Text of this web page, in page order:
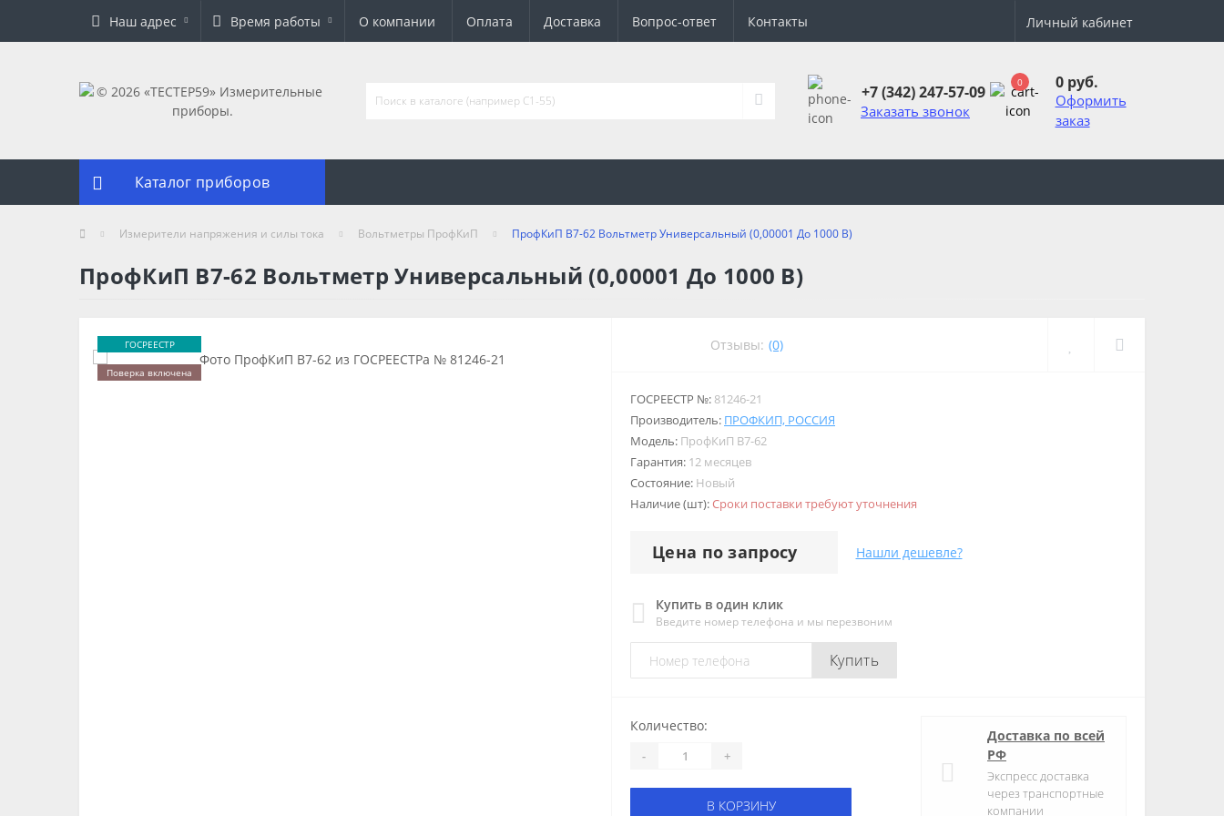
Наш адрес Время работы О компании Оплата Доставка Вопрос-ответ Контакты Личный кабинет
+7 (342) 247-57-09
Заказать звонок
0 0 руб.
Оформить
заказ
Каталог приборов
Измерители напряжения и силы тока Вольтметры ПрофКиП ПрофКиП В7-62 Вольтметр Универсальный (0,00001 До 1000 В)
ПрофКиП В7-62 Вольтметр Универсальный (0,00001 До 1000 В)
ГОСРЕЕСТР
Поверка включена
Отзывы: (0)
ГОСРЕЕСТР №: 81246-21
Производитель: ПРОФКИП, РОССИЯ
Модель: ПрофКиП В7-62
Гарантия: 12 месяцев
Состояние: Новый
Наличие (шт):Сроки поставки требуют уточнения
Цена по запросу Нашли дешевле?
Купить в один клик
Введите номер телефона и мы перезвоним
Купить
Количество:
- +
В КОРЗИНУ
Доставка по всей
РФ
Экспресс доставка
через транспортные
компании